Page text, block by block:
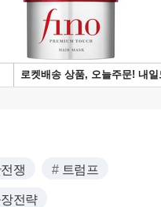
쟁 트럼프
전략